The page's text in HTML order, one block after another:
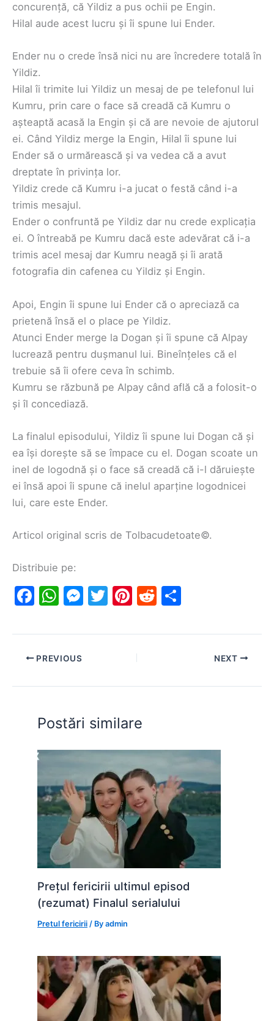
concurență, că Yildiz a pus ochii pe Engin.
Hilal aude acest lucru și îi spune lui Ender.
Ender nu o crede însă nici nu are încredere totală în
Yildiz.
Hilal îi trimite lui Yildiz un mesaj de pe telefonul lui
Kumru, prin care o face să creadă că Kumru o
așteaptă acasă la Engin și că are nevoie de ajutorul
ei. Când Yildiz merge la Engin, Hilal îi spune lui
Ender să o urmărească și va vedea că a avut
dreptate în privința lor.
Yildiz crede că Kumru i-a jucat o festă când i-a
trimis mesajul.
Ender o confruntă pe Yildiz dar nu crede explicația
ei. O întreabă pe Kumru dacă este adevărat că i-a
trimis acel mesaj dar Kumru neagă și îi arată
fotografia din cafenea cu Yildiz și Engin.
Apoi, Engin îi spune lui Ender că o apreciază ca
prietenă însă el o place pe Yildiz.
Atunci Ender merge la Dogan și îi spune că Alpay
lucrează pentru dușmanul lui. Bineînțeles că el
trebuie să îi ofere ceva în schimb.
Kumru se răzbună pe Alpay când află că a folosit-o
și îl concediază.
La finalul episodului, Yildiz îi spune lui Dogan că și
ea își dorește să se împace cu el. Dogan scoate un
inel de logodnă și o face să creadă că i-l dăruiește
ei însă apoi îi spune că inelul aparține logodnicei
lui, care este Ender.
Articol original scris de Tolbacudetoate©.
Distribuie pe:
F
c
e
o
o
k
W
at
s
p
p
M
s
n
g
er
T
itt
Pi
er
e
R
d ar
PREVIOUS NEXT
Postări similare
Prețul fericirii ultimul episod
(rezumat) Finalul serialului
Pretul fericirii / Byadmin